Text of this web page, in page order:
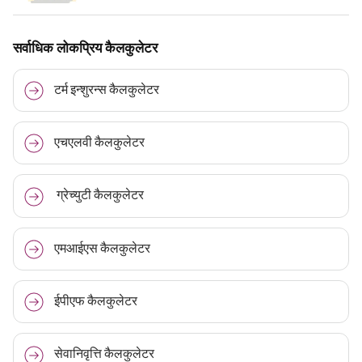
सर्वाधिक लोकप्रिय कैलकुलेटर
टर्म इन्शुरन्स कैलकुलेटर
एचएलवी कैलकुलेटर
ग्रेच्युटी कैलकुलेटर
एमआईएस कैलकुलेटर
ईपीएफ कैलकुलेटर
सेवानिवृत्ति कैलकुलेटर